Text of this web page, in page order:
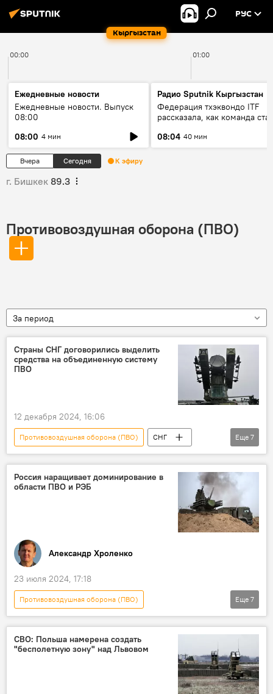
Кыргызстан
РУС
00:00 01:00
Ежедневные новости
Ежедневные новости. Выпуск
08:00
08:00 4 мин
Радио Sputnik Кыргызстан
Федерация тхэквондо ITF
рассказала, как команда
08:04 40 мин
Вчера Сегодня К эфиру
г. Бишкек 89.3
Противовоздушная оборона (ПВО)
За период
Страны СНГ договорились выделить
средства на объединенную систему
ПВО
12 декабря 2024, 16:06
Противовоздушная оборона (ПВО)
СНГ
Политика
ПВО
решение
средства
выделение
создание
развитие
Еще 7
Россия наращивает доминирование в
области ПВО и РЭБ
Александр Хроленко
23 июля 2024, 17:18
Противовоздушная оборона (ПВО)
Спецоперация России по защите Донбасса
Россия
Украина
ПВО
Колумнисты колумнистика
Еще 7
СВО: Польша намерена создать
"бесполетную зону" над Львовом